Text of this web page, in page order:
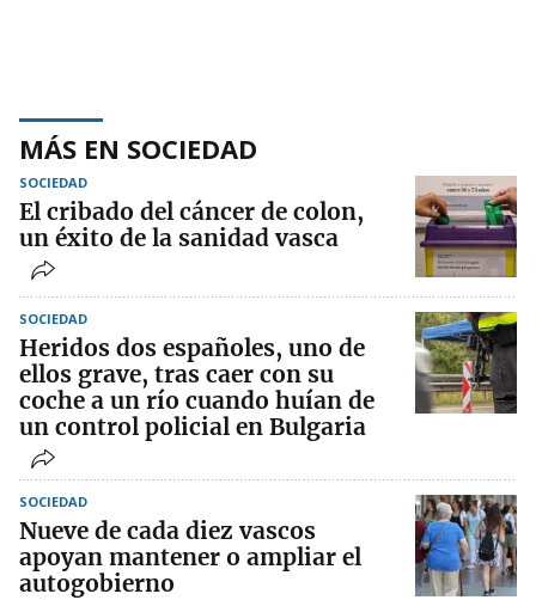
MÁS EN SOCIEDAD
SOCIEDAD
El cribado del cáncer de colon,
un éxito de la sanidad vasca
SOCIEDAD
Heridos dos españoles, uno de
ellos grave, tras caer con su
coche a un río cuando huían de
un control policial en Bulgaria
SOCIEDAD
Nueve de cada diez vascos
apoyan mantener o ampliar el
autogobierno